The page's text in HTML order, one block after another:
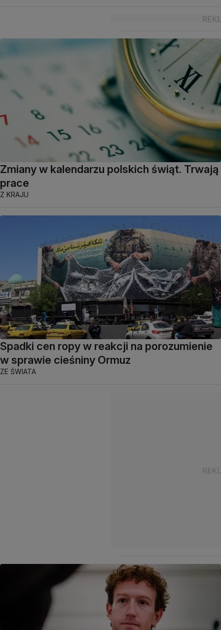
Zmiany w kalendarzu polskich świąt. Trwają
prace
Z KRAJU
Spadki cen ropy w reakcji na porozumienie
w sprawie cieśniny Ormuz
ZE ŚWIATA